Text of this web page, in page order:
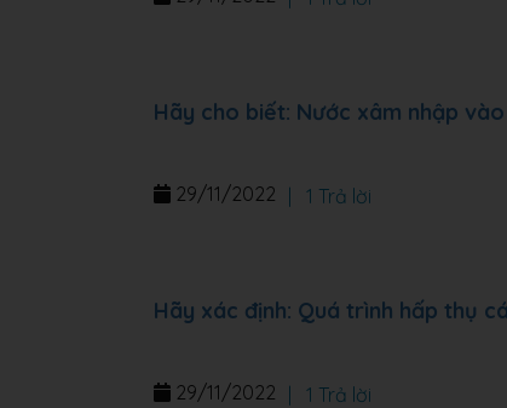
Hãy cho biết: Nước xâm nhập
29/11/2022 1 Trả lời
Hãy xác định: Quá trình hấp thụ
29/11/2022 1 Trả lời